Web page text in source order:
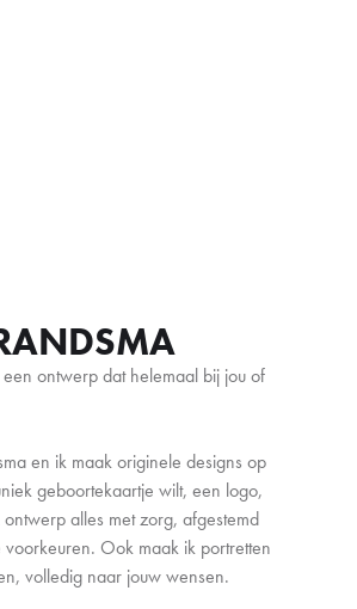
ontwerp dat helemaal bij jou of
en ik maak originele designs op
geboortekaartje wilt, een logo,
alles met zorg, afgestemd
Ook maak ik portretten
volledig naar jouw wensen.